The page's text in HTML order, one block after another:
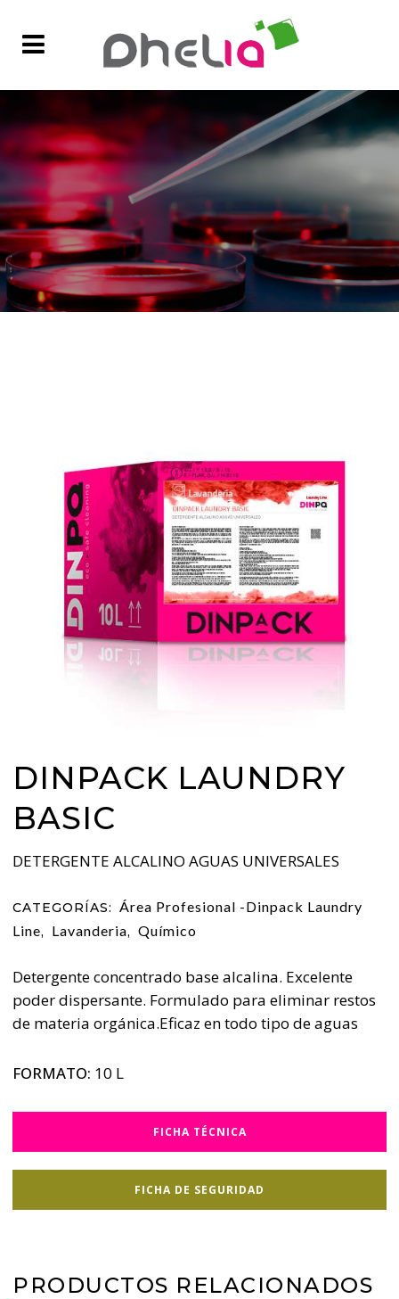
DINPACK LAUNDRY
BASIC
DETERGENTE ALCALINO AGUAS UNIVERSALES
CATEGORÍAS: Área Profesional -Dinpack Laundry
Line, Lavanderia, Químico
Detergente concentrado base alcalina. Excelente
poder dispersante. Formulado para eliminar restos
de materia orgánica.Eficaz en todo tipo de aguas
FORMATO: 10 L
FICHA TÉCNICA
FICHA DE SEGURIDAD
PRODUCTOS RELACIONADOS